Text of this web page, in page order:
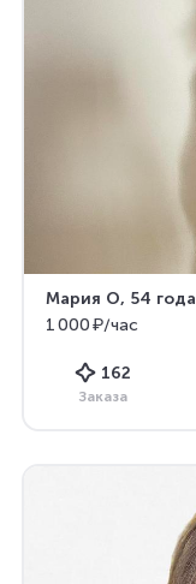
Мария О, 54 года
1 000 ₽/час
162
Заказа